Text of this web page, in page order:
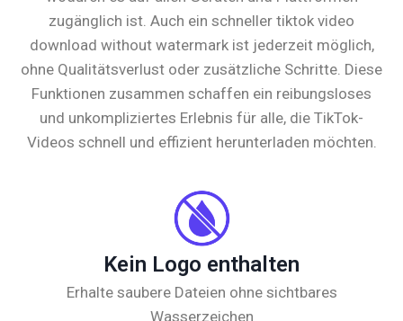
zugänglich ist. Auch ein schneller tiktok video
download without watermark ist jederzeit möglich,
ohne Qualitätsverlust oder zusätzliche Schritte. Diese
Funktionen zusammen schaffen ein reibungsloses
und unkompliziertes Erlebnis für alle, die TikTok-
Videos schnell und effizient herunterladen möchten.
Kein Logo enthalten
Erhalte saubere Dateien ohne sichtbares
Wasserzeichen